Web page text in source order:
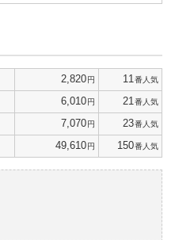
2,820円 11 番人気
6,010円 21 番人気
7,070円 23番人気
49,610円 150番人気